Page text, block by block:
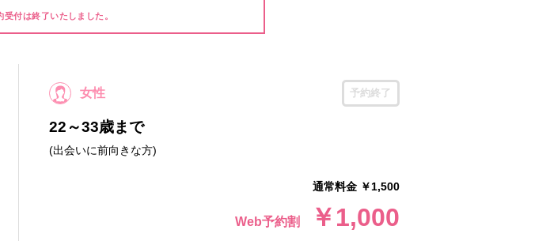
付は終了いたしました。
女性 予約終了
22～33歳まで
(出会いに前向きな方)
通常料金 ￥1,500
Web予約割 ￥1,000